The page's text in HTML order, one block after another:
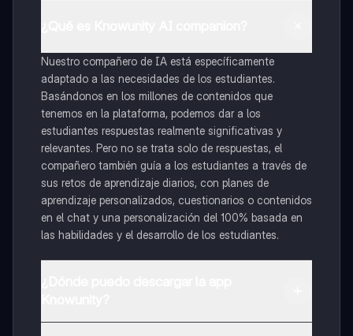
Nuestro compañero de IA está específicamente
adaptado a las necesidades de los estudiantes.
Basándonos en los millones de contenidos que
tenemos en la plataforma, podemos dar a los
estudiantes respuestas realmente significativas y
relevantes. Pero no se trata solo de respuestas, el
compañero también guía a los estudiantes a través de
sus retos de aprendizaje diarios, con planes de
aprendizaje personalizados, cuestionarios o contenidos
en el chat y una personalización del 100% basada en
las habilidades y el desarrollo de los estudiantes.